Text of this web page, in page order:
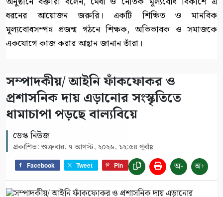
ধরনের আয়োজন জরুরি। একটি শিক্ষিত ও মানবিক
মূল্যবোধসম্পন্ন প্রজন্ম গঠনে শিক্ষক, অভিভাবক ও সমাজকে
একযোগে কাজ করার আহ্বান জানান তাঁরা।
সম্পাদকীয়/ আইনি ফাঁকফোকর ও
প্রশাসনিক দায় এড়ানোর সংস্কৃতিতে
ধামাচাপা পড়ছে বাল্যবিয়ে
ডেস্ক নিউজ
প্রকাশিত: শুক্রবার, ৭ আগস্ট, ২০২৬, ১২:৫৪ পূর্বাহ্ণ
Facebook Tweet Pin অ- অ+